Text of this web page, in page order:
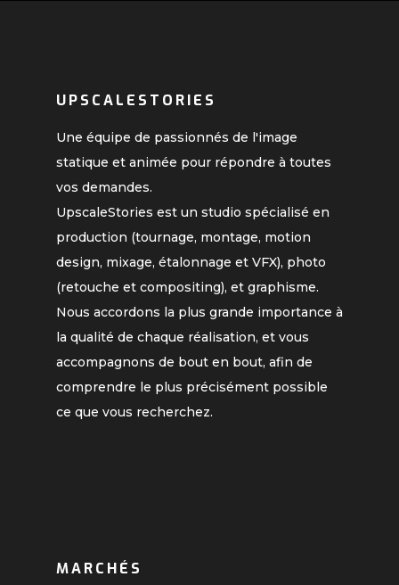
UPSCALESTORIES
Une équipe de passionnés de l'image
statique et animée pour répondre à toutes
vos demandes.
UpscaleStories est un studio spécialisé en
production (tournage, montage, motion
design, mixage, étalonnage et VFX), photo
(retouche et compositing), et graphisme.
Nous accordons la plus grande importance à
la qualité de chaque réalisation, et vous
accompagnons de bout en bout, afin de
comprendre le plus précisément possible
ce que vous recherchez.
MARCHÉS